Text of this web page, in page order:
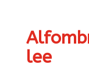
lee